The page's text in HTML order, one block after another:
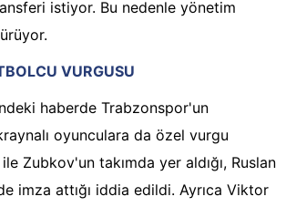
istiyor. Bu nedenle yönetim
VURGUSU
haberde Trabzonspor'un
oyunculara da özel vurgu
Zubkov'un takımda yer aldığı, Ruslan
imza attığı iddia edildi. Ayrıca Viktor